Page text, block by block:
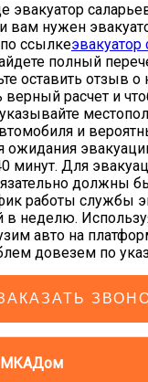
эвакуатор
вам нужен
ссылкеэвакуатор
полный
оставить отзыв
верный расчет и
и
ожидания
минут. Для
должны
работы службы
в неделю.
авто на
довезем по
МКАДом